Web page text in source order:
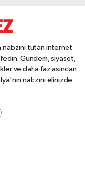
tutan internet
Gündem, siyaset,
ve daha fazlasından
nabzını elinizde